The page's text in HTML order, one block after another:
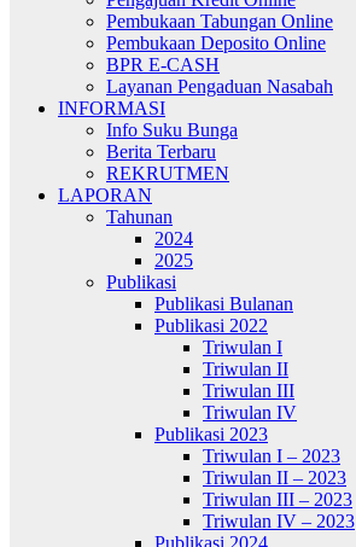
Pembukaan Tabungan Online
Pembukaan Deposito Online
BPR E-CASH
Layanan Pengaduan Nasabah
INFORMASI
Info Suku Bunga
Berita Terbaru
REKRUTMEN
LAPORAN
Tahunan
2024
2025
Publikasi
Publikasi Bulanan
Publikasi 2022
Triwulan I
Triwulan II
Triwulan III
Triwulan IV
Publikasi 2023
Triwulan I – 2023
Triwulan II – 2023
Triwulan III – 2023
Triwulan IV – 2023
Publikasi 2024